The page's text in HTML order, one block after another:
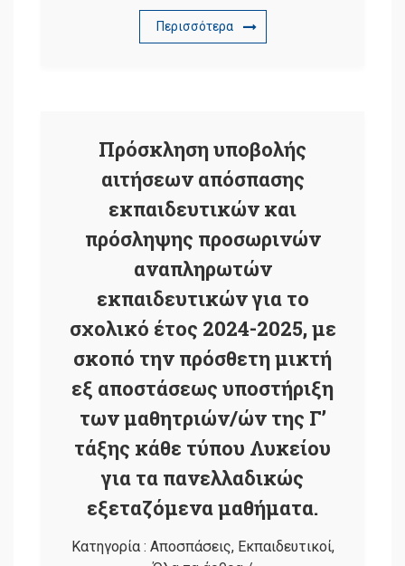
Περισσότερα
Πρόσκληση υποβολής
αιτήσεων απόσπασης
εκπαιδευτικών και
πρόσληψης προσωρινών
αναπληρωτών
εκπαιδευτικών για το
σχολικό έτος 2024-2025, με
σκοπό την πρόσθετη μικτή
εξ αποστάσεως υποστήριξη
των μαθητριών/ών της Γ’
τάξης κάθε τύπου Λυκείου
για τα πανελλαδικώς
εξεταζόμενα μαθήματα.
Κατηγορία : Αποσπάσεις, Εκπαιδευτικοί,